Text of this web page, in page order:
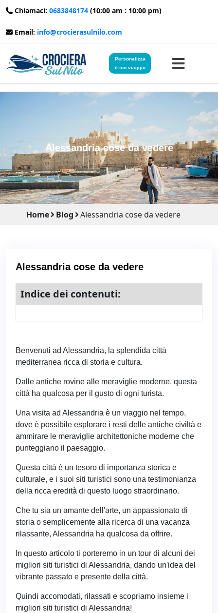
Chiamaci: 0683848174 (10:00 am : 10:00 pm)
Email: info@crocierasulnilo.com
Personalizza
il tuo viaggio
Crociere sul Nilo
Viaggi in Giordania
Blog
Alessandria cose da vedere
Home Blog Alessandria cose da vedere
Alessandria cose da vedere
Indice dei contenuti:
Benvenuti ad Alessandria, la splendida città
mediterranea ricca di storia e cultura.
Dalle antiche rovine alle meraviglie moderne, questa
città ha qualcosa per il gusto di ogni turista.
Una visita ad Alessandria è un viaggio nel tempo,
dove è possibile esplorare i resti delle antiche civiltà e
ammirare le meraviglie architettoniche moderne che
punteggiano il paesaggio.
Questa città è un tesoro di importanza storica e
culturale, e i suoi siti turistici sono una testimonianza
della ricca eredità di questo luogo straordinario.
Che tu sia un amante dell'arte, un appassionato di
storia o semplicemente alla ricerca di una vacanza
rilassante, Alessandria ha qualcosa da offrire.
In questo articolo ti porteremo in un tour di alcuni dei
migliori siti turistici di Alessandria, dando un'idea del
vibrante passato e presente della città.
Quindi accomodati, rilassati e scopriamo insieme i
migliori siti turistici di Alessandria!